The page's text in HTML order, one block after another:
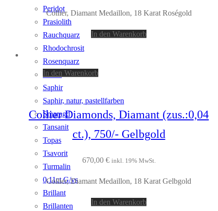
Peridot
Prasiolith
Rauchquarz
Rhodochrosit
Rosenquarz
Rubin
Saphir
Saphir, natur, pastellfarben
Smaragd
Tansanit
Topas
Tsavorit
Turmalin
0,11ct G/vs
Brillant
Brillanten
Collier, Diamant Medaillon, 18 Karat Roségold
In den Warenkorb
In den Warenkorb
Collier Diamonds, Diamant (zus.:0,04
ct.), 750/- Gelbgold
670,00 € inkl. 19% MwSt.
Collier, Diamant Medaillon, 18 Karat Gelbgold
In den Warenkorb